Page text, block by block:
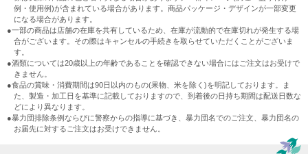
例・使用例)が含まれている場合があります。商品パッケージ・デザインが一部変更
になる場合があります。
●一部の商品は店舗の在庫を共有しているため、在庫が流動的で在庫切れが発生する場
合がございます。その際はキャンセルの手続きを取らせていただくことがございま
す。
●酒類については20歳以上の年齢であることを確認できない場合にはご注文はお受けで
きません。
●食品の賞味・消費期間は90日以内のもの(果物、米を除く)を明記しております。ま
た、製造・加工日を基準に記載しておりますので、到着後の日持ち期間は配送日数な
どにより異なります。
●暴力団排除条例ならびに警察からの指導に基づき、暴力団名でのご注文、暴力団名の
お届先に対するご注文はお受けできません。